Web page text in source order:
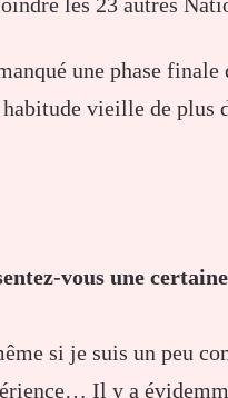
les 23 autres
une phase
vieille de plus
vous une
si je suis un peu
Il y a